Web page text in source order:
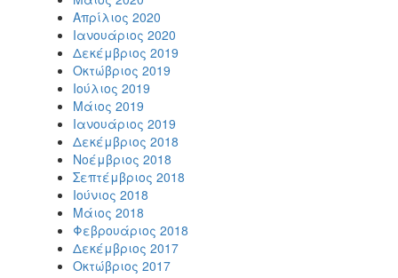
Απρίλιος 2020
Ιανουάριος 2020
Δεκέμβριος 2019
Οκτώβριος 2019
Ιούλιος 2019
Μάιος 2019
Ιανουάριος 2019
Δεκέμβριος 2018
Νοέμβριος 2018
Σεπτέμβριος 2018
Ιούνιος 2018
Μάιος 2018
Φεβρουάριος 2018
Δεκέμβριος 2017
Οκτώβριος 2017